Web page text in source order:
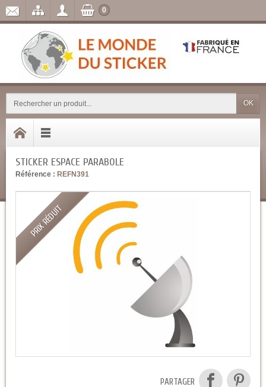
OK
0
STICKER ESPACE PARABOLE
Référence : REFN391
PRIX RÉDUIT
PARTAGER